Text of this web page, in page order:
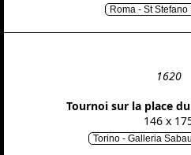
Roma - St
1620
Tournoi sur la place
146 x
Torino - Galleria